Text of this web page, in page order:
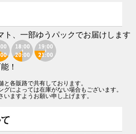
ト、一部ゆうパックでお届けします
！
各販路で共有しております。
によっては在庫がない場合もございます。
ますようお願い申し上げます。